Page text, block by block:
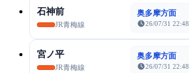
石神前
JR青梅線
奥多摩方面
26/07/31 22:48
宮ノ平
JR青梅線
奥多摩方面
26/07/31 22:48